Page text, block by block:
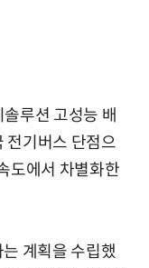
루션 고성능 배
전기버스 단점으
도에서 차별화한
계획을 수립했